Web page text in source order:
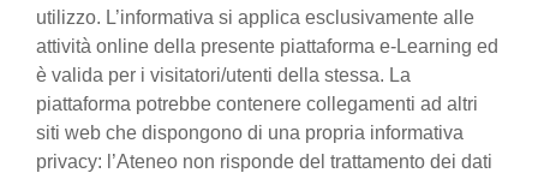
utilizzo. L’informativa si applica esclusivamente alle
attività online della presente piattaforma e-Learning ed
è valida per i visitatori/utenti della stessa. La
piattaforma potrebbe contenere collegamenti ad altri
siti web che dispongono di una propria informativa
privacy: l’Ateneo non risponde del trattamento dei dati